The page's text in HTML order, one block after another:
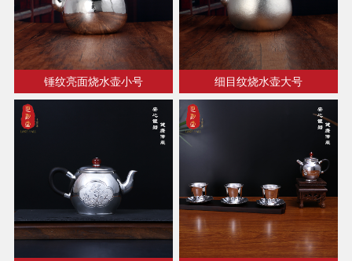
锤纹亮面烧水壶小号 细目纹烧水壶大号